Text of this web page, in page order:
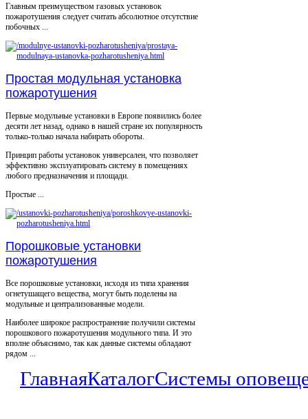
Главным преимуществом газовых установок
пожаротушения следует считать абсолютное отсутствие
побочных ...
Простая модульная установка
пожаротушения
Первые модульные установки в Европе появились более
десяти лет назад, однако в нашей стране их популярность
только-только начала набирать обороты.
Принцип работы установок универсален, что позволяет
эффективно эксплуатировать систему в помещениях
любого предназначения и площади.
Простые ...
Порошковые установки
пожаротушения
Все порошковые установки, исходя из типа хранения
огнетушащего вещества, могут быть поделены на
модульные и централизованные модели.
Наиболее широкое распространение получили системы
порошкового пожаротушения модульного типа. И это
вполне объяснимо, так как данные системы обладают
рядом ...
ГлавнаяКаталогСистемы